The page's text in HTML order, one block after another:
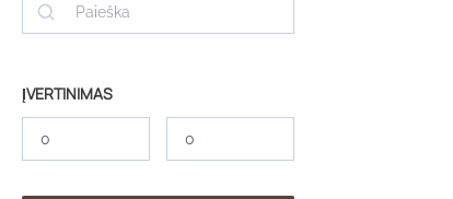
ĮVERTINIMAS